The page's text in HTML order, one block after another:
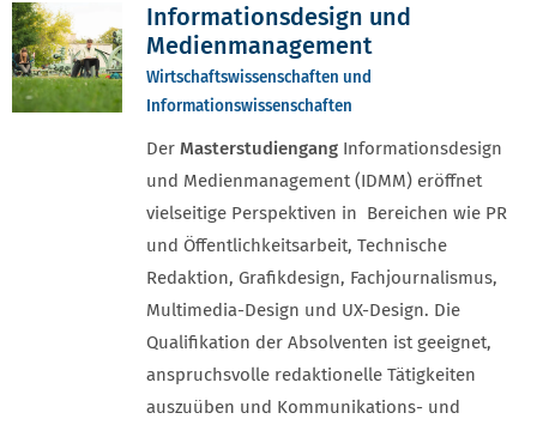
Informationsdesign und
Medienmanagement
Wirtschaftswissenschaften und
Informationswissenschaften
Der Masterstudiengang Informationsdesign
und Medienmanagement (IDMM) eröffnet
vielseitige Perspektiven in Bereichen wie PR
und Öffentlichkeitsarbeit, Technische
Redaktion, Grafikdesign, Fachjournalismus,
Multimedia-Design und UX-Design. Die
Qualifikation der Absolventen ist geeignet,
anspruchsvolle redaktionelle Tätigkeiten
auszuüben und Kommunikations- und